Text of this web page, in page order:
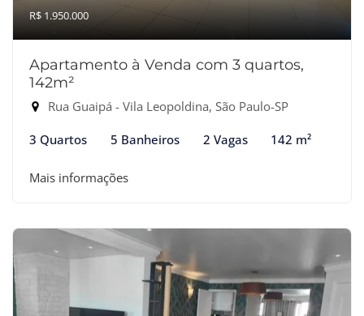
R$ 1.950.000
Apartamento à Venda com 3 quartos,
142m²
Rua Guaipá - Vila Leopoldina, São Paulo-SP
3 Quartos 5 Banheiros 2 Vagas 142 m²
Mais informações